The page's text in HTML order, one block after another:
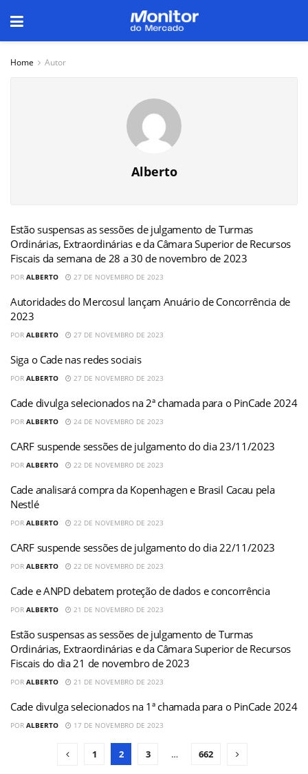
Home Autor
Alberto
Estão suspensas as sessões de julgamento de Turmas
Ordinárias, Extraordinárias e da Câmara Superior de Recursos
Fiscais da semana de 28 a 30 de novembro de 2023
POR ALBERTO 27 DE NOVEMBRO DE 2023
Autoridades do Mercosul lançam Anuário de Concorrência de
2023
POR ALBERTO 27 DE NOVEMBRO DE 2023
Siga o Cade nas redes sociais
POR ALBERTO 27 DE NOVEMBRO DE 2023
Cade divulga selecionados na 2ª chamada para o PinCade 2024
POR ALBERTO 24 DE NOVEMBRO DE 2023
CARF suspende sessões de julgamento do dia 23/11/2023
POR ALBERTO 22 DE NOVEMBRO DE 2023
Cade analisará compra da Kopenhagen e Brasil Cacau pela
Nestlé
POR ALBERTO 22 DE NOVEMBRO DE 2023
CARF suspende sessões de julgamento do dia 22/11/2023
POR ALBERTO 22 DE NOVEMBRO DE 2023
Cade e ANPD debatem proteção de dados e concorrência
POR ALBERTO 21 DE NOVEMBRO DE 2023
Estão suspensas as sessões de julgamento de Turmas
Ordinárias, Extraordinárias e da Câmara Superior de Recursos
Fiscais do dia 21 de novembro de 2023
POR ALBERTO 21 DE NOVEMBRO DE 2023
Cade divulga selecionados na 1ª chamada para o PinCade 2024
POR ALBERTO 17 DE NOVEMBRO DE 2023
1 2 3 … 662